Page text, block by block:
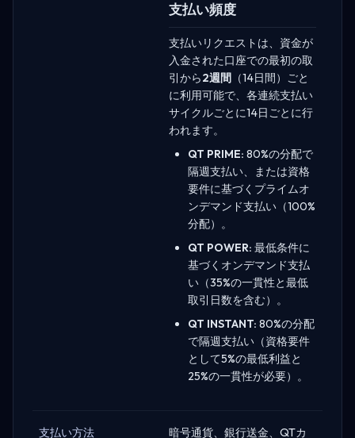
支払い頻度
支払いリクエストは、資金が
入金された口座での最初の取
引から2週間 （14日間）ごと
に利用可能で、各連続支払い
サイクルごとに14日ごとに行
われます。
QT PRIME: 80%の分配で
隔週支払い、または資格
要件に基づくプライムオ
ンデマンド支払い（100%
分配）。
QT POWER: 最低条件に
基づくオンデマンド支払
い（35%の一貫性と最低
取引日数を含む）。
QT INSTANT: 80%の分配
で隔週支払い（資格要件
として5%の最低利益と
25%の一貫性が必要）。
支払い方法 暗号通貨、銀行送金、QTカ